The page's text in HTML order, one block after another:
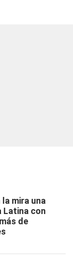
mira una
Latina con
de